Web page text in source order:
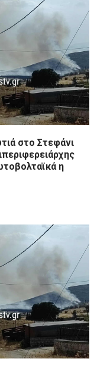
στο Στεφάνι
η